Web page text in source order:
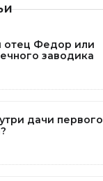
отец Федор или
заводика
дачи первого